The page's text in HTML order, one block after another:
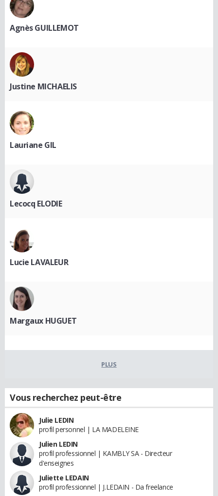
Agnès GUILLEMOT
Justine MICHAELIS
Lauriane GIL
Lecocq ELODIE
Lucie LAVALEUR
Margaux HUGUET
PLUS
Vous recherchez peut-être
Julie LEDIN
profil personnel | LA MADELEINE
Julien LEDIN
profil professionnel | KAMBLY SA - Directeur
d'enseignes
Juliette LEDAIN
profil professionnel | J.LEDAIN - Da freelance